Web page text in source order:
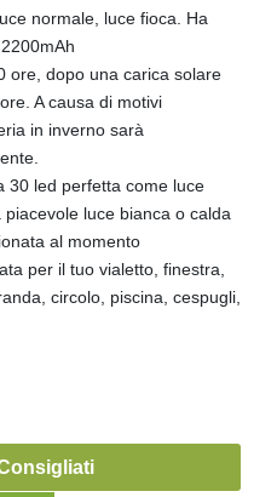
normale, luce fioca. Ha
ore, dopo una carica solare
A causa di motivi
in inverno sarà
30 led perfetta come luce
luce bianca o calda
al momento
per il tuo vialetto, finestra,
circolo, piscina, cespugli,